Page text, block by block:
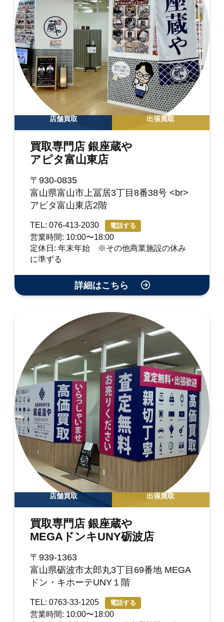
店舗買取 出張買取
買取専門店 銀座蔵や
アピタ富山東店
〒930-0835
富山県富山市上冨居3丁目8番38号 <br>
アピタ富山東店2階
TEL: 076-413-2030 電話する
営業時間: 10:00〜18:00
定休日: 年末年始 ※その他商業施設の休み
に準ずる
詳細はこちら
店舗買取 出張買取
買取専門店 銀座蔵や
MEGAドンキUNY砺波店
〒939-1363
富山県砺波市太郎丸3丁目69番地 MEGA
ドン・キホーテUNY１階
TEL: 0763-33-1205 電話する
営業時間: 10:00〜18:00